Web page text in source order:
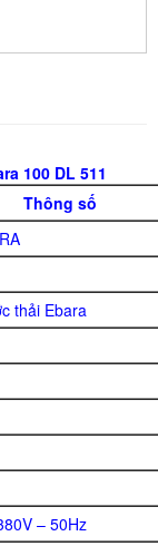
100 DL 511
Thông số
thải Ebara
– 50Hz